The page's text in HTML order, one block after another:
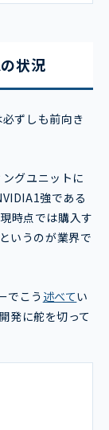
状況
ずしも前向き
グユニットに
強である
時点では購入す
いうのが業界で
でこう 述べてい
発に舵を切って